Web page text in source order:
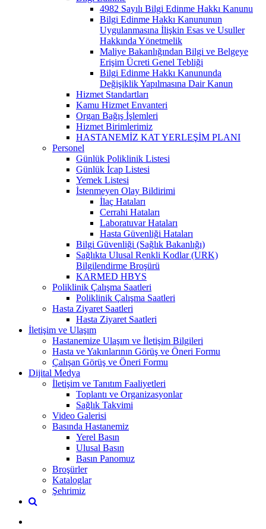
4982 Sayılı Bilgi Edinme Hakkı Kanunu
Bilgi Edinme Hakkı Kanununun
Uygulanmasına İlişkin Esas ve Usuller
Hakkında Yönetmelik
Maliye Bakanlığından Bilgi ve Belgeye
Erişim Ücreti Genel Tebliği
Bilgi Edinme Hakkı Kanununda
Değişiklik Yapılmasına Dair Kanun
Hizmet Standartları
Kamu Hizmet Envanteri
Organ Bağış İşlemleri
Hizmet Birimlerimiz
HASTANEMİZ KAT YERLEŞİM PLANI
Personel
Günlük Poliklinik Listesi
Günlük İcap Listesi
Yemek Listesi
İstenmeyen Olay Bildirimi
İlaç Hataları
Cerrahi Hataları
Laboratuvar Hataları
Hasta Güvenliği Hataları
Bilgi Güvenliği (Sağlık Bakanlığı)
Sağlıkta Ulusal Renkli Kodlar (URK)
Bilgilendirme Broşürü
KARMED HBYS
Poliklinik Çalışma Saatleri
Poliklinik Çalışma Saatleri
Hasta Ziyaret Saatleri
Hasta Ziyaret Saatleri
İletişim ve Ulaşım
Hastanemize Ulaşım ve İletişim Bilgileri
Hasta ve Yakınlarının Görüş ve Öneri Formu
Çalışan Görüş ve Öneri Formu
Dijital Medya
İletişim ve Tanıtım Faaliyetleri
Toplantı ve Organizasyonlar
Sağlık Takvimi
Video Galerisi
Basında Hastanemiz
Yerel Basın
Ulusal Basın
Basın Panomuz
Broşürler
Kataloglar
Şehrimiz